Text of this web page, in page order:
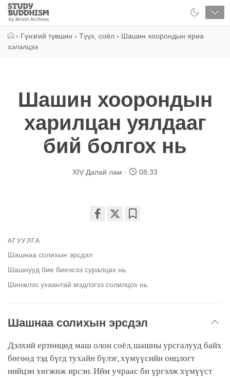
Close
Study
Buddhism
› Гүнзгий түвшин › Түүх, соёл › Шашин хоорондын яриа
хэлэлцээ
Шашин хоорондын
харилцан уялдааг
бий болгох нь
XIV Далай лам 08:33
АГУУЛГА
Шашнаа солихын эрсдэл
Шашнууд бие биеэсээ суралцах нь
Шинжлэх ухаантай мэдлэгээ солилцох нь
Шашнаа солихын эрсдэл
Дэлхий ертөнцөд маш олон соёл, шашны урсгалууд байх
бөгөөд тэд бүгд тухайн бүлэг, хүмүүсийн онцлогт
нийцэн хөгжиж ирсэн. Ийм учраас би үргэлж хүмүүст